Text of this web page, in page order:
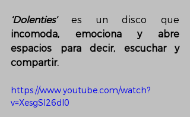
‘Dolenties’
incomoda, emociona y abre
espacios para decir, escuchar y
compartir.
https://www.youtube.com/watch?
v=XesgSl26dl0